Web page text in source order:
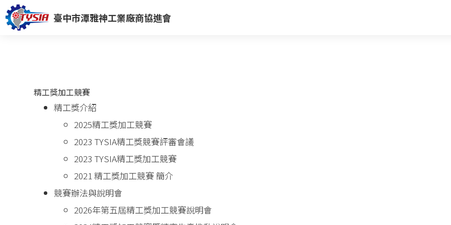
臺中市潭雅神工業廠商協進會
精工獎加工競賽
精工獎介紹
2025精工獎加工競賽
2023 TYSIA精工獎競賽評審會議
2023 TYSIA精工獎加工競賽
2021 精工獎加工競賽 簡介
競賽辦法與說明會
2026年第五屆精工獎加工競賽說明會